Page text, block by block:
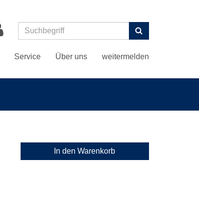
Suchen
Service Über uns weitermelden
In den Warenkorb